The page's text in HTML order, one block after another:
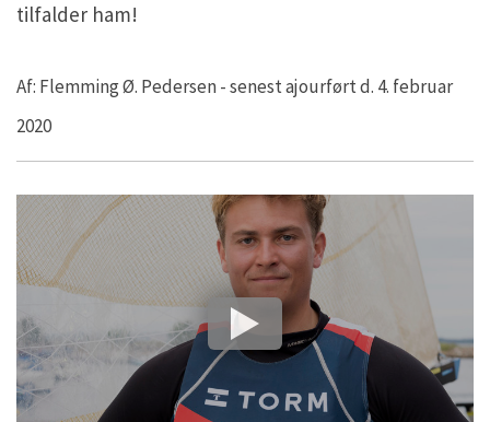
tilfalder ham!
Af: Flemming Ø. Pedersen - senest ajourført d. 4. februar
2020